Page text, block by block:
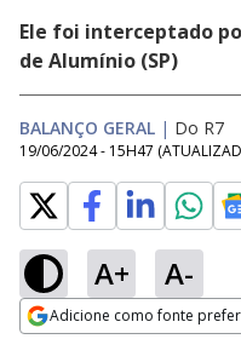
Ele foi interceptado
de Alumínio (SP)
BALANÇO GERAL | Do R7
19/06/2024 - 15H47
A+ A-
Adicione como fonte
Ativar
Loaded
55.49%